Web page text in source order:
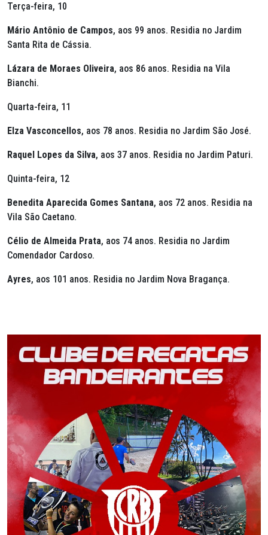
Terça-feira, 10
Mário Antônio de Campos, aos 99 anos. Residia no Jardim
Santa Rita de Cássia.
Lázara de Moraes Oliveira, aos 86 anos. Residia na Vila
Bianchi.
Quarta-feira, 11
Elza Vasconcellos, aos 78 anos. Residia no Jardim São José.
Raquel Lopes da Silva, aos 37 anos. Residia no Jardim Paturi.
Quinta-feira, 12
Benedita Aparecida Gomes Santana, aos 72 anos. Residia na
Vila São Caetano.
Célio de Almeida Prata, aos 74 anos. Residia no Jardim
Comendador Cardoso.
Ayres, aos 101 anos. Residia no Jardim Nova Bragança.